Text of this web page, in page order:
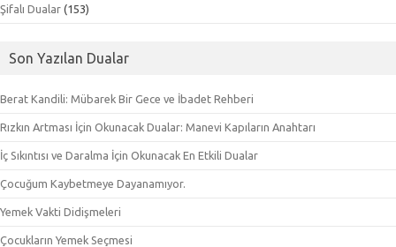
Şifalı Dualar (153)
Son Yazılan Dualar
Berat Kandili: Mübarek Bir Gece ve İbadet Rehberi
Rızkın Artması İçin Okunacak Dualar: Manevi Kapıların Anahtarı
İç Sıkıntısı ve Daralma İçin Okunacak En Etkili Dualar
Çocuğum Kaybetmeye Dayanamıyor.
Yemek Vakti Didişmeleri
Çocukların Yemek Seçmesi